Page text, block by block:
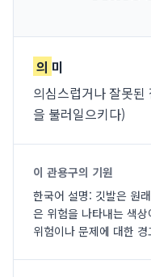
의 미
의심스럽거나 잘못
을 불러일으키다)
이 관용구의 기원
한국어 설명: 깃발은 원
은 위험을 나타내는 색
위험이나 문제에 대한